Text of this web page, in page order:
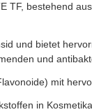
TF, bestehend
und bietet
und
mit
in Kosmetika.